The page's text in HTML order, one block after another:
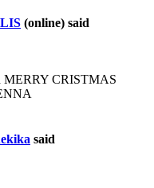
(online) said
MERRY CRISTMAS
said